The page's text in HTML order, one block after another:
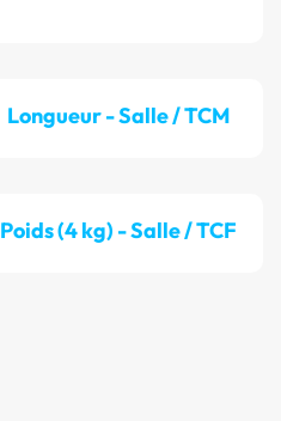
Longueur - Salle / TCM
Poids (4 kg) - Salle / TCF